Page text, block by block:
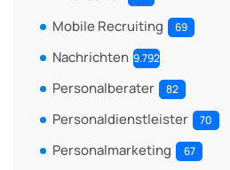
Mobile Recruiting 69
Nachrichten 9.792
Personalberater 82
Personaldienstleister 70
Personalmarketing 67